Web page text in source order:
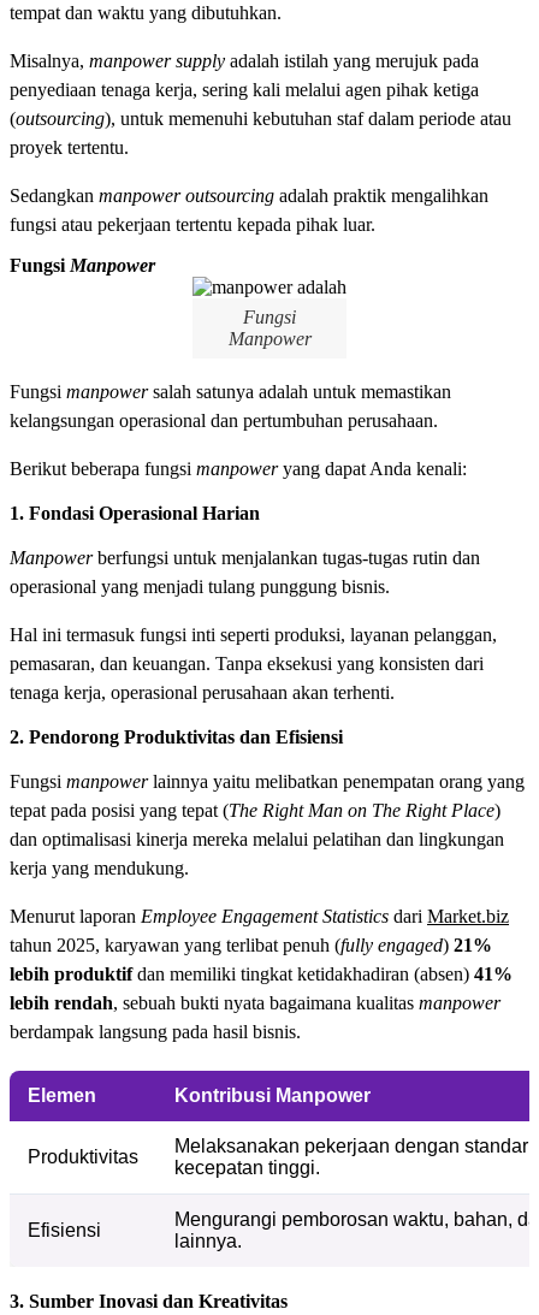
tempat dan waktu yang dibutuhkan.
Misalnya, manpower supply adalah istilah yang merujuk pada
penyediaan tenaga kerja, sering kali melalui agen pihak ketiga
(outsourcing), untuk memenuhi kebutuhan staf dalam periode atau
proyek tertentu.
Sedangkan manpower outsourcing adalah praktik mengalihkan
fungsi atau pekerjaan tertentu kepada pihak luar.
Fungsi Manpower
Fungsi
Manpower
Fungsi manpowersalah satunya adalah untuk memastikan
kelangsungan operasional dan pertumbuhan perusahaan.
Berikut beberapa fungsi manpoweryang dapat Anda kenali:
1. Fondasi Operasional Harian
Manpowerberfungsi untuk menjalankan tugas-tugas rutin dan
operasional yang menjadi tulang punggung bisnis.
Hal ini termasuk fungsi inti seperti produksi, layanan pelanggan,
pemasaran, dan keuangan. Tanpa eksekusi yang konsisten dari
tenaga kerja, operasional perusahaan akan terhenti.
2. Pendorong Produktivitas dan Efisiensi
Fungsi manpowerlainnya yaitu melibatkan penempatan orang yang
tepat pada posisi yang tepat (The Right Man on The Right Place)
dan optimalisasi kinerja mereka melalui pelatihan dan lingkungan
kerja yang mendukung.
Menurut laporan Employee Engagement Statistics dari Market.biz
tahun 2025, karyawan yang terlibat penuh (fully engaged) 21%
lebih produktifdan memiliki tingkat ketidakhadiran (absen) 41%
lebih rendah, sebuah bukti nyata bagaimana kualitas manpower
berdampak langsung pada hasil bisnis.
Elemen Kontribusi Manpower
Produktivitas
Melaksanakan pekerjaan dengan standar
kecepatan tinggi.
Efisiensi
Mengurangi pemborosan waktu, bahan,
lainnya.
3. Sumber Inovasi dan Kreativitas